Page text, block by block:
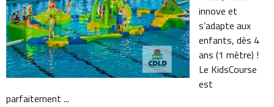
innove et
s’adapte aux
enfants, dès 4
ans (1 mètre) !
Le KidsCourse
est
parfaitement ...